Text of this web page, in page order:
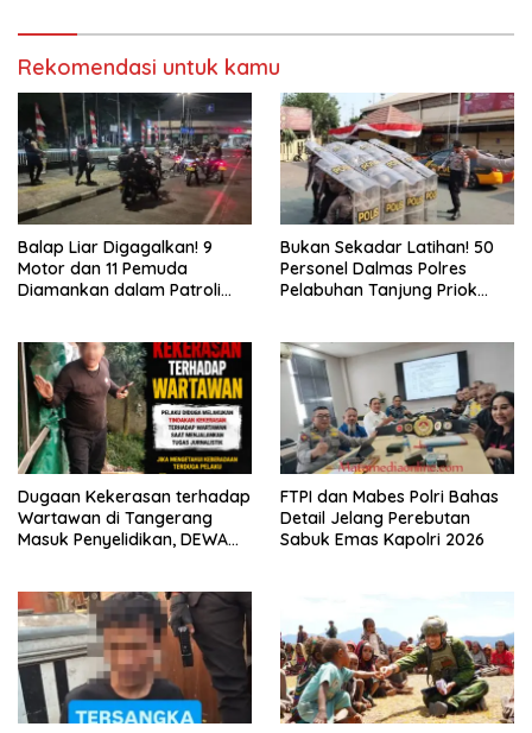
Rekomendasi untuk kamu
Balap Liar Digagalkan! 9
Motor dan 11 Pemuda
Diamankan dalam Patroli
Bukan Sekadar Latihan! 50
Personel Dalmas Polres
Pelabuhan Tanjung Priok
Dugaan Kekerasan terhadap
Wartawan di Tangerang
Masuk Penyelidikan, DEWA
FTPI dan Mabes Polri Bahas
Detail Jelang Perebutan
Sabuk Emas Kapolri 2026